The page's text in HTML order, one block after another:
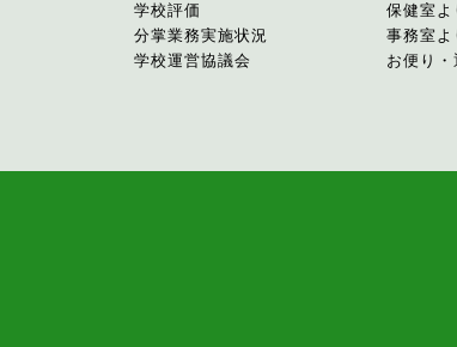
学校評価
分掌業務実施状況
学校運営協議会
保健室よ
事務室よ
お便り・